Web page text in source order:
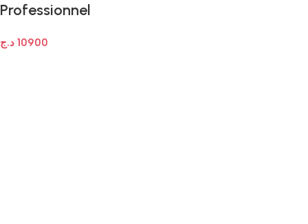
Professionnel
10900 د.ج